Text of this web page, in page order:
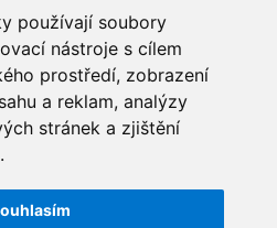
používají soubory
nástroje s cílem
prostředí, zobrazení
a reklam, analýzy
stránek a zjištění
22
23
29
30